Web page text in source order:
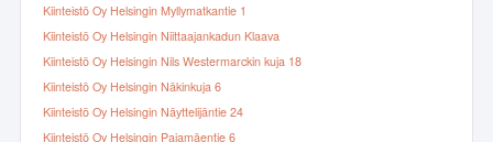
Kiinteistö Oy Helsingin Myllymatkantie 1
Kiinteistö Oy Helsingin Niittaajankadun Klaava
Kiinteistö Oy Helsingin Nils Westermarckin kuja 18
Kiinteistö Oy Helsingin Näkinkuja 6
Kiinteistö Oy Helsingin Näyttelijäntie 24
Kiinteistö Oy Helsingin Pajamäentie 6